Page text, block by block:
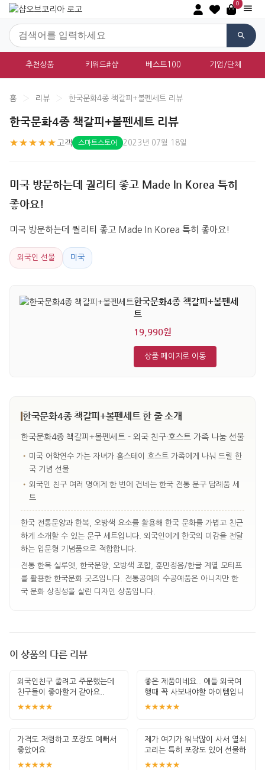
0
추천상품 키워드#샵 베스트100 기업/단체
홈 › 리뷰 › 한국문화4종 책갈피+볼펜세트 리뷰
한국문화4종 책갈피+볼펜세트 리뷰
★★★★★ 고객 스마트스토어 2023년 07월 18일
미국 방문하는데 퀄리티 좋고 Made In Korea 특히
좋아요!
미국 방문하는데 퀄리티 좋고 Made In Korea 특히 좋아요!
외국인 선물 미국
한국문화4종 책갈피+볼펜세
트
19,990원
상품 페이지로 이동
한국문화4종 책갈피+볼펜세트 한 줄 소개
한국문화4종 책갈피+볼펜세트 - 외국 친구·호스트 가족 나눔 선물
• 미국 어학연수 가는 자녀가 홈스테이 호스트 가족에게 나눠 드릴 한
국 기념 선물
• 외국인 친구 여러 명에게 한 번에 건네는 한국 전통 문구 답례품 세
트
한국 전통문양과 한복, 오방색 요소를 활용해 한국 문화를 가볍고 친근
하게 소개할 수 있는 문구 세트입니다. 외국인에게 한국의 미감을 전달
하는 입문형 기념품으로 적합합니다.
전통 한복 실루엣, 한국문양, 오방색 조합, 훈민정음/한글 계열 모티프
를 활용한 한국문화 굿즈입니다. 전통공예의 수공예품은 아니지만 한
국 문화 상징성을 살린 디자인 상품입니다.
이 상품의 다른 리뷰
외국인친구 줄려고 주문했는데
친구들이 좋아할거 같아요..
★★★★★
좋은 제품이네요.. 애들 외국여
행때 꼭 사보내야할 아이템입니
다. 잘 썻습
★★★★★
가격도 저렴하고 포장도 예뻐서
좋았어요
★★★★★
제가 여기가 워낙많이 사서 열쇠
고리는 특히 포장도 있어 선물하
기 좋고 퀄
★★★★★